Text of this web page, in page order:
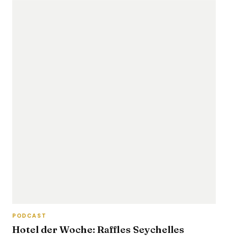
PODCAST
Hotel der Woche: Raffles Seychelles